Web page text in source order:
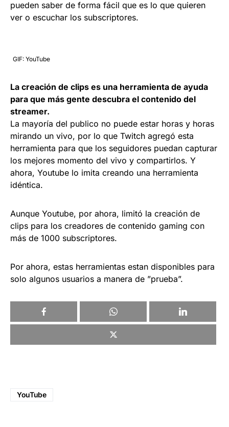
pueden saber de forma fácil que es lo que quieren
ver o escuchar los subscriptores.
GIF: YouTube
La creación de clips es una herramienta de ayuda
para que más gente descubra el contenido del
streamer.
La mayoría del publico no puede estar horas y horas
mirando un vivo, por lo que Twitch agregó esta
herramienta para que los seguidores puedan capturar
los mejores momento del vivo y compartirlos. Y
ahora, Youtube lo imita creando una herramienta
idéntica.
Aunque Youtube, por ahora, limitó la creación de
clips para los creadores de contenido gaming con
más de 1000 subscriptores.
Por ahora, estas herramientas estan disponibles para
solo algunos usuarios a manera de ”prueba”.
YouTube